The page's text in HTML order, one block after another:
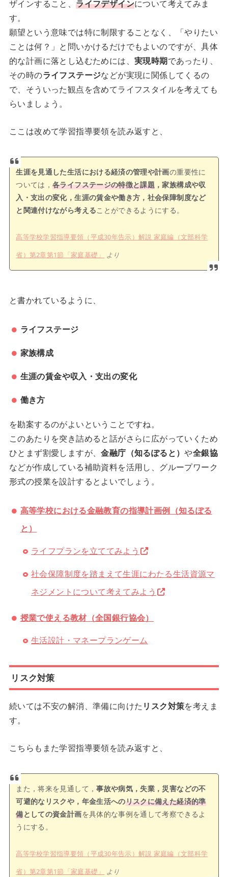
ザインすること、ライフデザインについて考えてみま
す。
願望という意味では特に制限することなく、「やりたい
ことは何？」と問いかけるだけでもよいのですが、具体
的な計画に落とし込むためには、 実現時期であったり、
その時のライフステージなどが実現に関係してくるの
で、そういった観点を含めてライフスタイルを考えても
らいましょう。
ここは改めて学習指導要領を読み返すと、
生涯を見通した生活における経済の管理や計画の重要性に
ついては，各ライフステージの特徴と課題 ，家族構成や収
入・支出の変化，生涯の賃金や働き方，社会保障制度など
と関連付けながら考えることができるようにする。
高等学校学習指導要領（平成30年告示）解説 家庭編（文部科学
省）第2章第1節「家庭基礎」
より
と書かれているように、
ライフステージ
家族構成
生涯の賃金や収入・支出の変化
働き方
を勘案するのがよいということですね。
このあたりを突き詰めると話がさらに広がっていくため
ひとまず割愛しますが、金融庁（知るぽると）や全銀協
などが作成している補助資料を活用し、グループワーク
形式の授業を設計するとよいでしょう。
高等学校における金融教育の指導計画例（知るぽる
と）
ライフプランを立ててみよう
社会保障制度を踏まえて生涯にわたる生活資源マ
ネジメントについて考えてみよう
授業で使える教材（全国銀行協会）
生活設計・マネープランゲーム
リスク対策
続いては不安の解消、準備に向けた リスク対策を考えま
す。
こちらもまた学習指導要領を読み返すと、
また，将来を見通して，事故や病気，失業，災害などの不
可避的なリスクや，年金生活へのリスクに備えた経済的準
備としての資金計画を具体的な事例を通して考察できるよ
うにする。
高等学校学習指導要領（平成30年告示）解説 家庭編（文部科学
省）第2章第1節「家庭基礎」
より